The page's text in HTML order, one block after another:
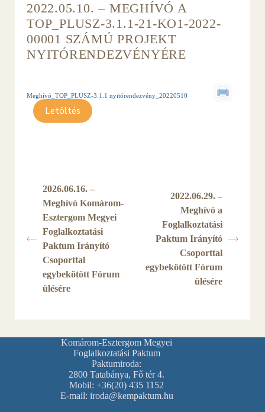
2022.05.10. – MEGHÍVÓ A
TOP_PLUSZ-3.1.1-21-KO1-2022-
00001 SZÁMÚ PROJEKT
NYITÓRENDEZVÉNYÉRE
Meghívó_TOP_PLUSZ-3.1.1 nyitórendezvény_20220510
Letöltés
2026.06.16. –
Meghívó Komárom-
Esztergom Megyei
Foglalkoztatási
Paktum Irányító
Csoporttal
egybekötött Fórum
ülésére
2022.06.29. –
Meghívó a
Foglalkoztatási
Paktum Irányító
Csoporttal
egybekötött Fórum
ülésére
Komárom-Esztergom Megyei
Foglalkoztatási Paktum
Paktumiroda:
2800 Tatabánya, Fő tér 4.
Mobil: +36(20) 435 1152
E-mail: iroda@kempaktum.hu